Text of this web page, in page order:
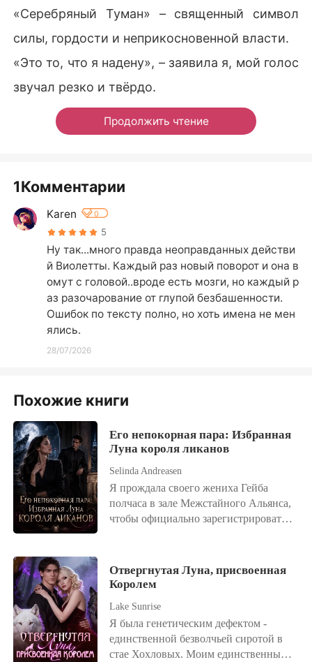
«Серебряный Туман» – священный символ
силы, гордости и неприкосновенной власти.
«Это то, что я надену», – заявила я, мой голос
звучал резко и твёрдо.
Продолжить чтение
1Комментарии
Karen 0
5
Ну так...много правда неоправданных действи
й Виолетты. Каждый раз новый поворот и она в
омут с головой..вроде есть мозги, но каждый р
аз разочарование от глупой безбашенности.
Ошибок по тексту полно, но хоть имена не мен
ялись.
28/07/2026
Похожие книги
Его непокорная пара: Избранная
Луна короля ликанов
Selinda Andreasen
Я прождала своего жениха Гейба
полчаса в зале Межстайного Альянса,
чтобы официально зарегистрировать
комнате. Он страстно целовал мою
двоюродную сестру Хейли, а воздух
их предательства. Прямо там, пока
Хейли пряталась за его спиной и
разыгрывала невинную жертву, Гейб
использовал голос Альфы и
Отвергнутая Луна, присвоенная
Королем
Lake Sunrise
Я была генетическим дефектом -
единственной безволчьей сиротой в
стае Хохловых. Моим единственным